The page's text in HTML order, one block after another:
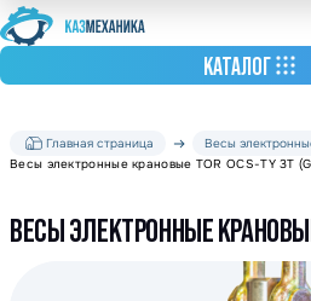
КАТАЛОГ
Главная страница
Весы
Весы электронные крановые TOR OCS-TY 3T
ВЕСЫ ЭЛЕКТРОННЫЕ КРАНОВЫЕ